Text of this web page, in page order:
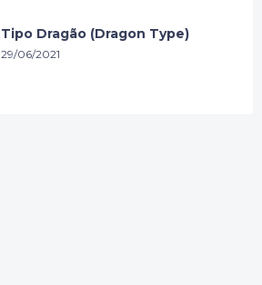
Tipo Dragão (Dragon Type)
29/06/2021